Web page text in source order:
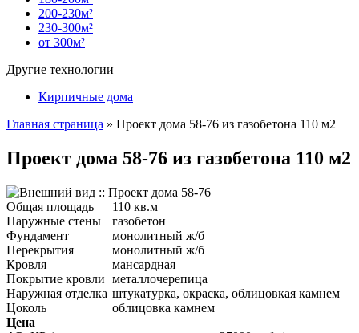
200-230м²
230-300м²
от 300м²
Другие технологии
Кирпичные дома
Главная страница » Проект дома 58-76 из газобетона 110 м2
Проект дома 58-76 из газобетона 110 м2
Общая площадь
110 кв.м
Наружные стены
газобетон
Фундамент
монолитный ж/б
Перекрытия
монолитный ж/б
Кровля
мансардная
Покрытие кровли металлочерепица
Наружная отделка штукатурка, окраска, облицовкая камнем
Цоколь
облицовка камнем
Цена